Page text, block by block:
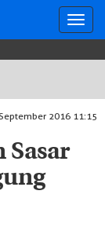
2016 11:15
Sasar